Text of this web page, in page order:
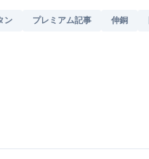
ン プレミアム記事 伸銅